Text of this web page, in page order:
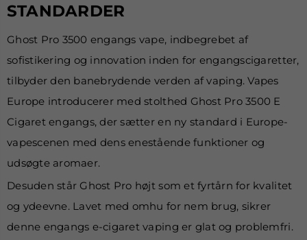
STANDARDER
Ghost Pro 3500 engangs vape, indbegrebet af
sofistikering og innovation inden for engangscigaretter,
tilbyder den banebrydende verden af vaping. Vapes
Europe introducerer med stolthed Ghost Pro 3500 E
Cigaret engangs, der sætter en ny standard i Europe-
vapescenen med dens enestående funktioner og
udsøgte aromaer.
Desuden står Ghost Pro højt som et fyrtårn for kvalitet
og ydeevne. Lavet med omhu for nem brug, sikrer
denne engangs e-cigaret vaping er glat og problemfri.